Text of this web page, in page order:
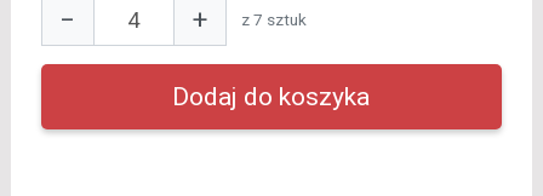
− + z 7 sztuk